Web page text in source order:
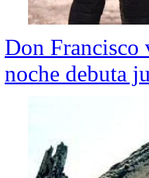
Don Francisco
noche debuta